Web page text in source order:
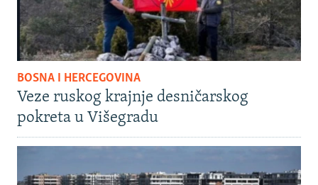
BOSNA I HERCEGOVINA
Veze ruskog krajnje desničarskog
pokreta u Višegradu